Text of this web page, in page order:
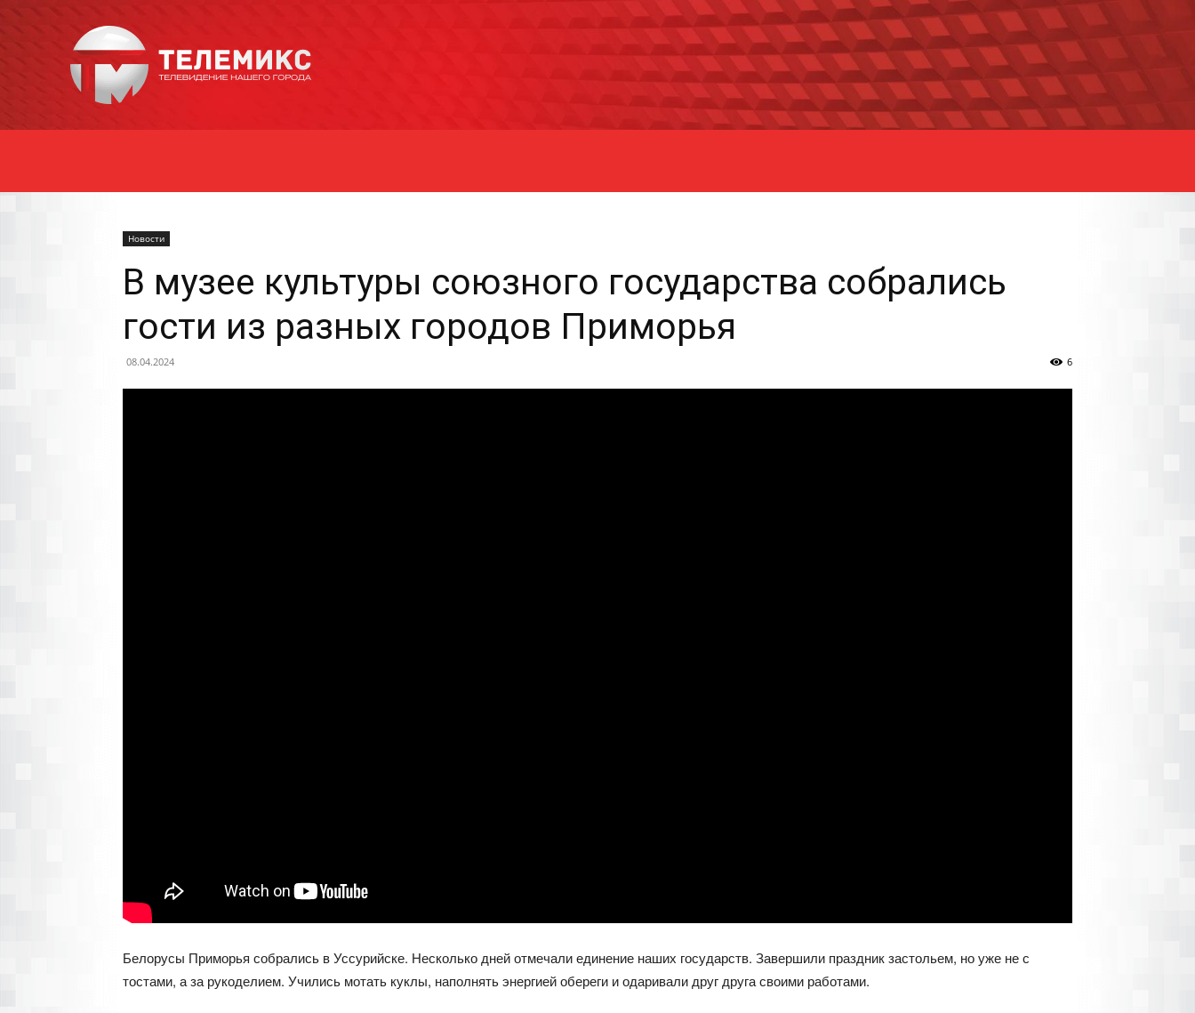
Уссурийска
Новости
В музее культуры союзного государства собрались
гости из разных городов Приморья
08.04.2024 6
Белорусы Приморья собрались в Уссурийске. Несколько дней отмечали единение наших государств. Завершили праздник застольем, но уже не с
тостами, а за рукоделием. Учились мотать куклы, наполнять энергией обереги и одаривали друг друга своими работами.